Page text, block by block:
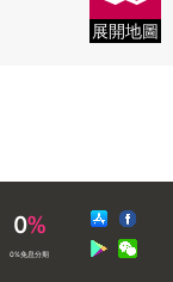
展開地圖
0%免息分期